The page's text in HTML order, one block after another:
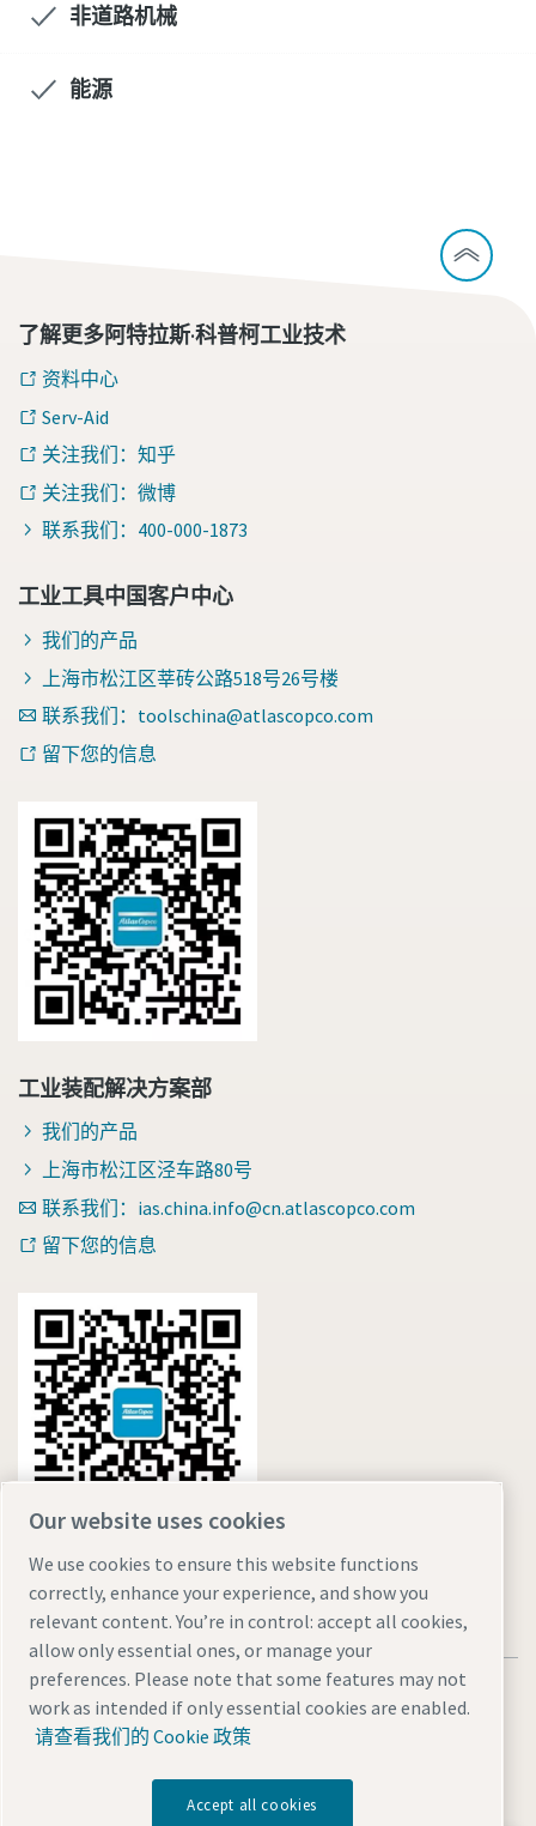
非道路机械
能源
了解更多阿特拉斯·科普柯工业技术
资料中心
Serv-Aid
关注我们：知乎
关注我们：微博
联系我们：400-000-1873
工业工具中国客户中心
我们的产品
上海市松江区莘砖公路518号26号楼
联系我们：toolschina@atlascopco.com
留下您的信息
工业装配解决方案部
我们的产品
上海市松江区泾车路80号
联系我们：ias.china.info@cn.atlascopco.com
留下您的信息
法律和隐私声明 Manage cookies 网站地图
沪ICP备15004877号-1沪公网安备 31010602005937号
© 2026 阿特拉斯·科普柯（中国）投资有限公司
Our website uses cookies
We use cookies to ensure this website functions
correctly, enhance your experience, and show you
relevant content. You’re in control: accept all cookies,
allow only essential ones, or manage your
preferences. Please note that some features may not
work as intended if only essential cookies are enabled.
请查看我们的 Cookie 政策
Accept all cookies